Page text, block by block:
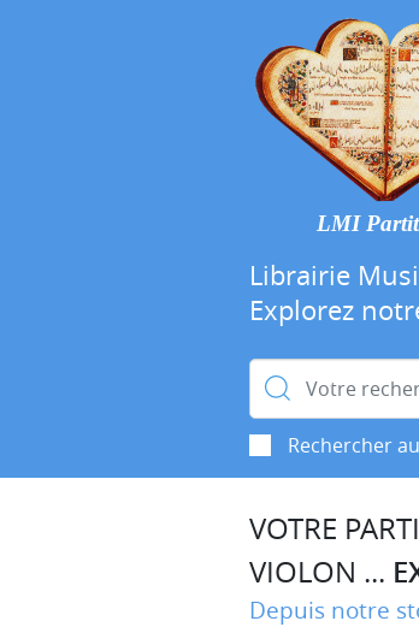
LMI
Librairie
Explorez
Rechercher :
Rechercher
VOTRE
VIOLON ...
Depuis notre